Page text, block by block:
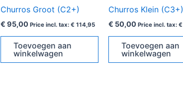
Churros Groot (C2+)
€ 95,00 Price incl. tax: € 114,95
Toevoegen aan
winkelwagen
Churros Klein (C3+)
€ 50,00 Price incl. tax: €
Toevoegen aan
winkelwagen